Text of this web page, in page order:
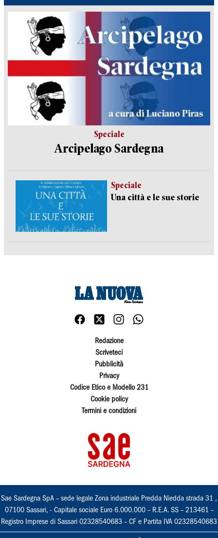
Speciale
Arcipelago Sardegna
Speciale
Una città e le sue storie
Redazione
Scriveteci
Pubblicità
Privacy
Codice Etico e Modello 231
Cookie policy
Termini e condizioni
Sae Sardegna SpA – sede legale Zona industriale Predda Niedda strada 31 ,
07100 Sassari, - Capitale sociale Euro 6.000.000 – R.E.A. SS – 213461 –
Registro Imprese di Sassari 02328540683 – CF e Partita IVA 02328540683